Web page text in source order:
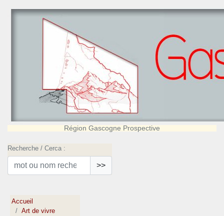
Région Gascogne Prospective
Recherche / Cerca :
>>
Accueil
Art de vivre